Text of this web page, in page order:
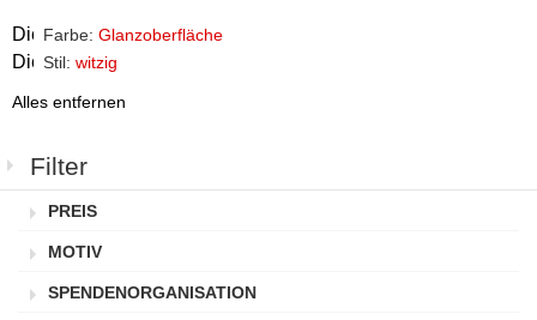
Farbe: Glanzoberfläche
Diesen
Artikel
Stil: witzig
Diesen
entfernen
Alles entfernen
Filter
PREIS
MOTIV
SPENDENORGANISATION